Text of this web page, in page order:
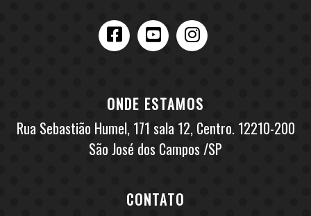
ONDE ESTAMOS
Rua Sebastião Humel, 171 sala 12, Centro. 12210-200
São José dos Campos /SP
CONTATO